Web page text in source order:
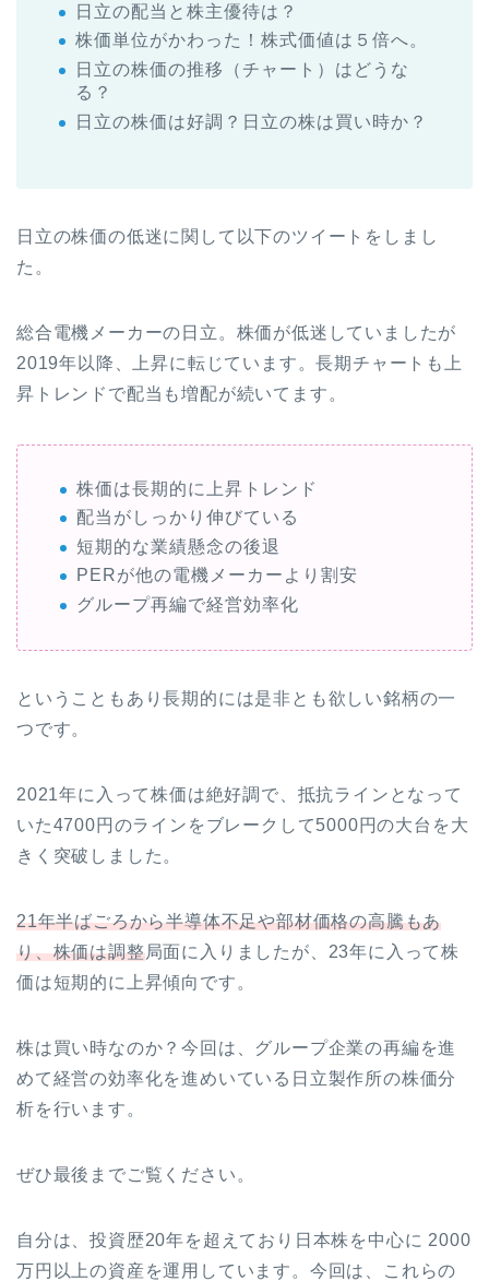
日立の配当と株主優待は？
株価単位がかわった！株式価値は５倍へ。
日立の株価の推移（チャート）はどうな
る？
日立の株価は好調？日立の株は買い時か？
日立の株価の低迷に関して以下のツイートをしまし
た。
総合電機メーカーの日立。株価が低迷していましたが
2019年以降、上昇に転じています。長期チャートも上
昇トレンドで配当も増配が続いてます。
株価は長期的に上昇トレンド
配当がしっかり伸びている
短期的な業績懸念の後退
PERが他の電機メーカーより割安
グループ再編で経営効率化
ということもあり長期的には是非とも欲しい銘柄の一
つです。
2021年に入って株価は絶好調で、抵抗ラインとなって
いた4700円のラインをブレークして5000円の大台を大
きく突破しました。
21年半ばごろから半導体不足や部材価格の高騰もあ
り、株価は調整局面に入りましたが、23年に入って株
価は短期的に上昇傾向です。
株は買い時なのか？今回は、グループ企業の再編を進
めて経営の効率化を進めいている日立製作所の株価分
析を行います。
ぜひ最後までご覧ください。
自分は、投資歴20年を超えており日本株を中心に 2000
万円以上の資産を運用しています。今回は、これらの